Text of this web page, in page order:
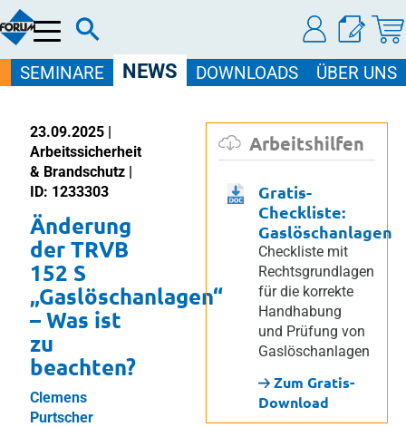
Menü
SEMINARE NEWS DOWNLOADS ÜBER UNS
23.09.2025 |
Arbeitssicherheit
& Brandschutz |
ID: 1233303
Änderung
der TRVB
152 S
„Gaslöschanlagen“
– Was ist
zu
beachten?
Clemens
Purtscher
Arbeitshilfen
Gratis-
Checkliste:
Gaslöschanlagen
Checkliste mit
Rechtsgrundlagen
für die korrekte
Handhabung
und Prüfung von
Gaslöschanlagen
Zum Gratis-
Download